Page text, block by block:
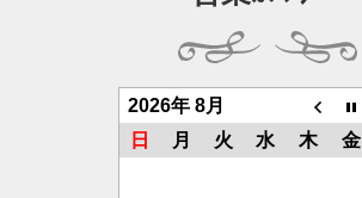
2026年 8月
日
月 火 水 木 金